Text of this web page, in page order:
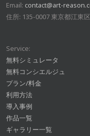
Email: contact@art-
住所: 135-0007 東京都江東
Service:
無料シミュレータ
無料コンシエルジュ
プラン/料金
利用方法
導入事例
作品一覧
ギャラリー一覧